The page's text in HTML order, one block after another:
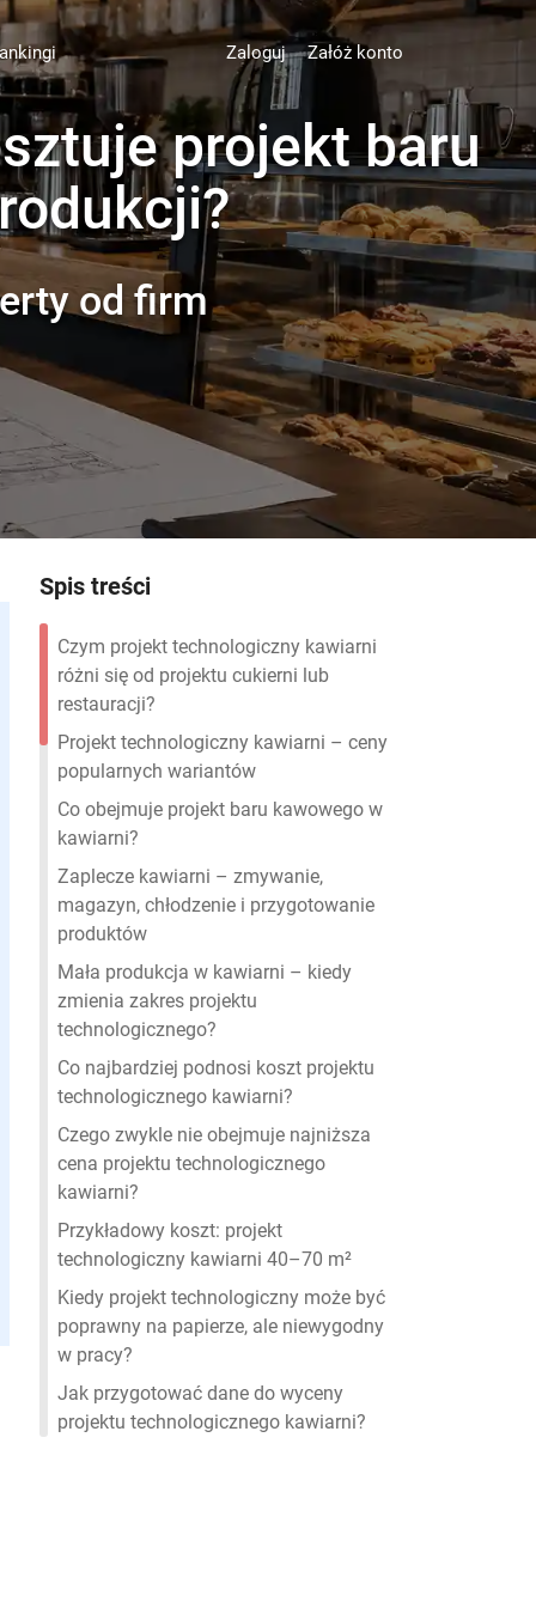
Zaloguj Załóż konto
projekt baru
od firm
Spis treści
Czym projekt technologiczny kawiarni
różni się od projektu cukierni lub
restauracji?
Projekt technologiczny kawiarni – ceny
popularnych wariantów
Co obejmuje projekt baru kawowego w
kawiarni?
Zaplecze kawiarni – zmywanie,
magazyn, chłodzenie i przygotowanie
produktów
Mała produkcja w kawiarni – kiedy
zmienia zakres projektu
technologicznego?
Co najbardziej podnosi koszt projektu
technologicznego kawiarni?
Czego zwykle nie obejmuje najniższa
cena projektu technologicznego
kawiarni?
Przykładowy koszt: projekt
technologiczny kawiarni 40–70 m²
Kiedy projekt technologiczny może być
poprawny na papierze, ale niewygodny
w pracy?
Jak przygotować dane do wyceny
projektu technologicznego kawiarni?